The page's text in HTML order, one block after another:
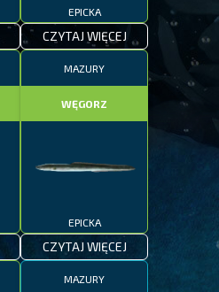
EPICKA
CZYTAJ WIĘCEJ
MAZURY
WĘGORZ
EPICKA
CZYTAJ WIĘCEJ
MAZURY